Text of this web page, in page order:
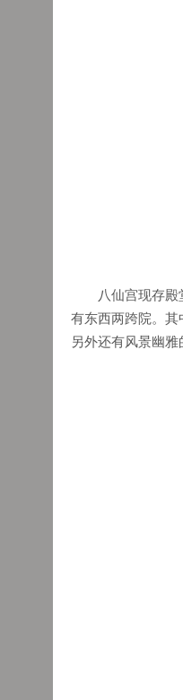
八仙宫现存
有东西两跨院。
另外还有风景幽